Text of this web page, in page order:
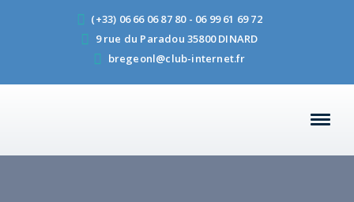
(+33) 06 66 06 87 80 - 06 99 61 69 72
9 rue du Paradou 35800 DINARD
bregeonl@club-internet.fr